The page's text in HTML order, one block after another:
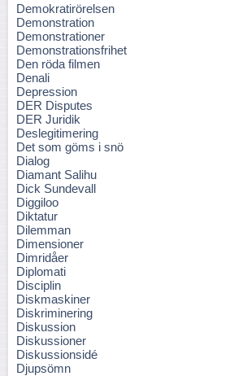
Demokratirörelsen
Demonstration
Demonstrationer
Demonstrationsfrihet
Den röda filmen
Denali
Depression
DER Disputes
DER Juridik
Deslegitimering
Det som göms i snö
Dialog
Diamant Salihu
Dick Sundevall
Diggiloo
Diktatur
Dilemman
Dimensioner
Dimridåer
Diplomati
Disciplin
Diskmaskiner
Diskriminering
Diskussion
Diskussioner
Diskussionsidé
Djupsömn